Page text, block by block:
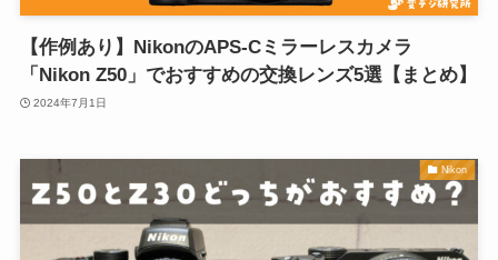
【作例あり】NikonのAPS-Cミラーレスカメラ
「Nikon Z50」でおすすめの交換レンズ5選【まとめ】
2024年7月1日
Nikon